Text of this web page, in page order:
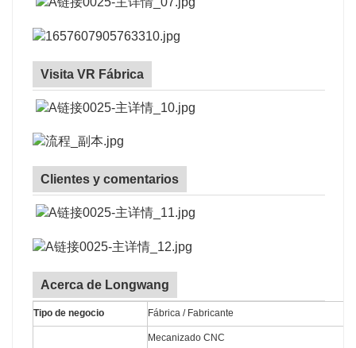
Visita VR Fábrica
Clientes y comentarios
Acerca de Longwang
Tipo de negocio Fábrica / Fabricante
Mecanizado CNC